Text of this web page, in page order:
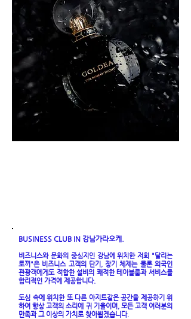
BUSINESS CLUB IN 강남가라오케.
비즈니스와 문화의 중심지인 강남에 위치한 저희 "달리는
토끼"은 비즈니스 고객의 단기, 장기 체제는 물론 외국인
관광객에게도 적합한 설비의 쾌적한 테이블룸과 서비스를
합리적인 가격에 제공합니다.
도심 속에 위치한 또 다른 아지트같은 공간을 제공하기 위
하여 항상 고객의 소리에 귀 기울이며, 모든 고객 여러분의
만족과 그 이상의 가치로 찾아뵙겠습니다.